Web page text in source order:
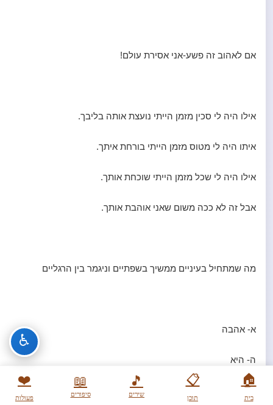
🏠
בית
📋
תוכן
🎵
שירים
📖
סיפורים
❤️
פעולות
אם לאהוב זה פשע-אני אסירת עולם!
אילו היה לי סכין מזמן הייתי נועצת אותה בליבך.
איתו היה לי מטוס מזמן הייתי בורחת איתך.
אילו היה לי שכל מזמן הייתי שוכחת אותך.
אבל זה לא ככה משום שאני אוהבת אותך.
מה שמתחיל בעיניים ממשיך בשפתיים וניגמר בין הרגליים
א- אהבה
ה- היא
ב- בסיס
♿